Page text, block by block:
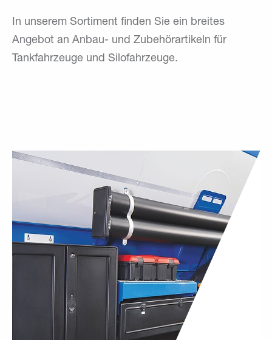
In unserem Sortiment finden Sie ein breites
Angebot an Anbau- und Zubehörartikeln für
Tankfahrzeuge und Silofahrzeuge.